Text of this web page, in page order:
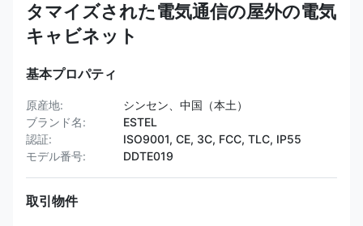
タマイズされた電気通信の屋外の電気
キャビネット
基本プロパティ
原産地:
シンセン、中国（本土）
ブランド名:
ESTEL
認証:
ISO9001, CE, 3C, FCC, TLC, IP55
モデル番号:
DDTE019
取引物件